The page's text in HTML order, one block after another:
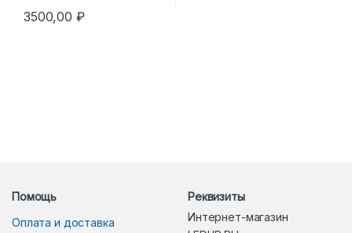
3500,00 ₽
Помощь
Оплата и доставка
Реквизиты
Интернет-магазин